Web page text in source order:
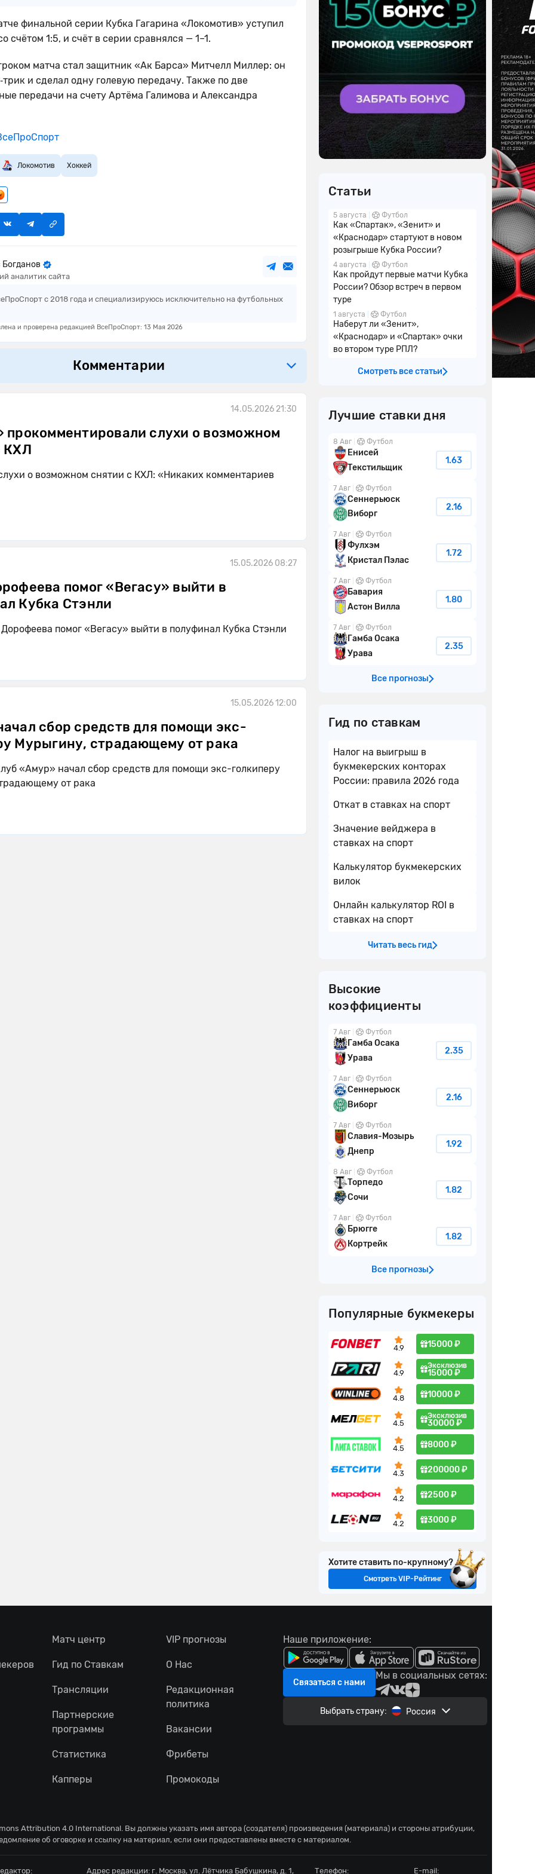
финальной серии Кубка Гагарина «Локомотив» уступил
счётом 1:5, и счёт в серии сравнялся — 1–1.
матча стал защитник «Ак Барса» Митчелл Миллер: он
и сделал одну голевую передачу. Также по две
передачи на счету Артёма Галимова и Александра
Локомотив Хоккей
аналитик сайта
с 2018 года и специализируюсь исключительно на футбольных
и проверена редакцией ВсеПроСпорт: 13 Мая 2026
Комментарии
14.05.2026 21:30
прокомментировали слухи о возможном
КХЛ
о возможном снятии с КХЛ: «Никаких комментариев
15.05.2026 08:27
помог «Вегасу» выйти в
Кубка Стэнли
помог «Вегасу» выйти в полуфинал Кубка Стэнли
15.05.2026 12:00
сбор средств для помощи экс-
Мурыгину, страдающему от рака
«Амур» начал сбор средств для помощи экс-голкиперу
от рака
Статьи
5 августа Футбол
Как «Спартак», «Зенит» и
«Краснодар» стартуют в новом
розыгрыше Кубка России?
4 августа Футбол
Как пройдут первые матчи Кубка
России? Обзор встреч в первом
туре
1 августа Футбол
Наберут ли «Зенит»,
«Краснодар» и «Спартак» очки
во втором туре РПЛ?
Смотреть все статьи
Лучшие ставки дня
8 Авг Футбол
Енисей
Текстильщик
1.63
7 Авг Футбол
Сеннерьюск
Виборг
2.16
7 Авг Футбол
Фулхэм
Кристал Пэлас
1.72
7 Авг Футбол
Бавария
Астон Вилла
1.80
7 Авг Футбол
Гамба Осака
Урава
2.35
Все прогнозы
Гид по ставкам
Налог на выигрыш в
букмекерских конторах
России: правила 2026 года
Откат в ставках на спорт
Значение вейджера в
ставках на спорт
Калькулятор букмекерских
вилок
Онлайн калькулятор ROI в
ставках на спорт
Читать весь гид
Высокие
коэффициенты
7 Авг Футбол
Гамба Осака
Урава
2.35
7 Авг Футбол
Сеннерьюск
Виборг
2.16
7 Авг Футбол
Славия-Мозырь
Днепр
1.92
8 Авг Футбол
Торпедо
Сочи
1.82
7 Авг Футбол
Брюгге
Кортрейк
1.82
Все прогнозы
Популярные букмекеры
4.9 15000 ₽
4.9
Эксклюзив
15000 ₽
4.8 10000 ₽
4.5
Эксклюзив
30000 ₽
4.5 8000 ₽
4.3 200000 ₽
4.2 2500 ₽
4.2 3000 ₽
Хотите ставить по-крупному?
Смотреть VIP-Рейтинг
Матч центр
Гид по Ставкам
Трансляции
Партнерские
программы
Статистика
Капперы
VIP прогнозы
О Нас
Редакционная
политика
Вакансии
Фрибеты
Промокоды
Наше приложение:
Связаться с нами
Мы в социальных сетях:
Выбрать страну: Россия
Attribution 4.0 International . Вы должны указать имя автора (создателя) произведения (материала) и стороны атрибуции,
об оговорке и ссылку на материал, если они предоставлены вместе с материалом.
Адрес редакции: г. Москва, ул. Лётчика Бабушкина, д. 1, Телефон: E-mail: